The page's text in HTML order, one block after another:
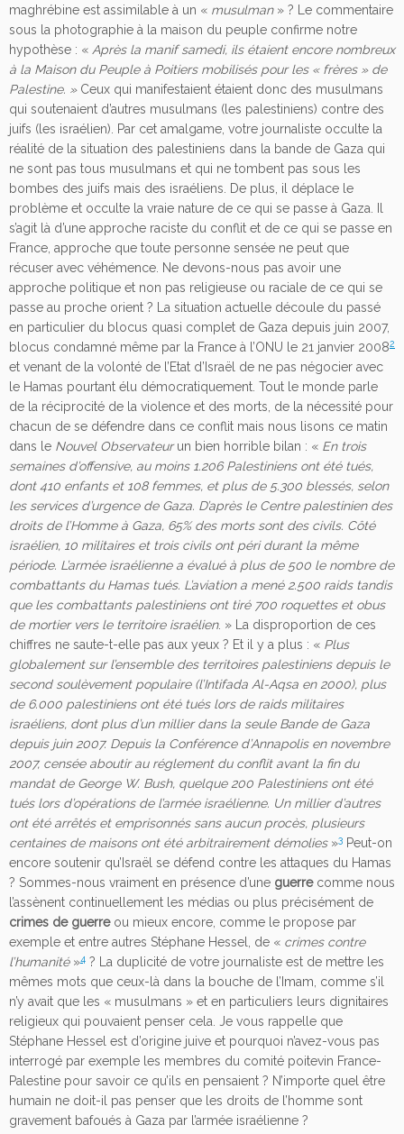
maghrébine est assimilable à un « musulman» ? Le commentaire
sous la photographie à la maison du peuple confirme notre
hypothèse : « Après la manif samedi, ils étaient encore nombreux
à la Maison du Peuple à Poitiers mobilisés pour les « frères » de
Palestine. » Ceux qui manifestaient étaient donc des musulmans
qui soutenaient d’autres musulmans (les palestiniens) contre des
juifs (les israélien). Par cet amalgame, votre journaliste occulte la
réalité de la situation des palestiniens dans la bande de Gaza qui
ne sont pas tous musulmans et qui ne tombent pas sous les
bombes des juifs mais des israéliens. De plus, il déplace le
problème et occulte la vraie nature de ce qui se passe à Gaza. Il
s’agit là d’une approche raciste du conflit et de ce qui se passe en
France, approche que toute personne sensée ne peut que
récuser avec véhémence. Ne devons-nous pas avoir une
approche politique et non pas religieuse ou raciale de ce qui se
passe au proche orient ? La situation actuelle découle du passé
en particulier du blocus quasi complet de Gaza depuis juin 2007,
blocus condamné même par la France à l’ONU le 21 janvier 20082
et venant de la volonté de l’Etat d’Israël de ne pas négocier avec
le Hamas pourtant élu démocratiquement. Tout le monde parle
de la réciprocité de la violence et des morts, de la nécessité pour
chacun de se défendre dans ce conflit mais nous lisons ce matin
dans le Nouvel Observateurun bien horrible bilan : « En trois
semaines d’offensive, au moins 1.206 Palestiniens ont été tués,
dont 410 enfants et 108 femmes, et plus de 5.300 blessés, selon
les services d’urgence de Gaza. D’après le Centre palestinien des
droits de l’Homme à Gaza, 65% des morts sont des civils. Côté
israélien, 10 militaires et trois civils ont péri durant la même
période. L’armée israélienne a évalué à plus de 500 le nombre de
combattants du Hamas tués. L’aviation a mené 2.500 raids tandis
que les combattants palestiniens ont tiré 700 roquettes et obus
de mortier vers le territoire israélien. » La disproportion de ces
chiffres ne saute-t-elle pas aux yeux ? Et il y a plus : « Plus
globalement sur l’ensemble des territoires palestiniens depuis le
second soulèvement populaire (l’Intifada Al-Aqsa en 2000), plus
de 6.000 palestiniens ont été tués lors de raids militaires
israéliens, dont plus d’un millier dans la seule Bande de Gaza
depuis juin 2007. Depuis la Conférence d’Annapolis en novembre
2007, censée aboutir au réglement du conflit avant la fin du
mandat de George W. Bush, quelque 200 Palestiniens ont été
tués lors d’opérations de l’armée israélienne. Un millier d’autres
ont été arrêtés et emprisonnés sans aucun procès, plusieurs
centaines de maisons ont été arbitrairement démolies»3 Peut-on
encore soutenir qu’Israël se défend contre les attaques du Hamas
? Sommes-nous vraiment en présence d’une guerrecomme nous
l’assènent continuellement les médias ou plus précisément de
crimes de guerreou mieux encore, comme le propose par
exemple et entre autres Stéphane Hessel, de « crimes contre
l’humanité»4 ? La duplicité de votre journaliste est de mettre les
mêmes mots que ceux-là dans la bouche de l’Imam, comme s’il
n’y avait que les « musulmans » et en particuliers leurs dignitaires
religieux qui pouvaient penser cela. Je vous rappelle que
Stéphane Hessel est d’origine juive et pourquoi n’avez-vous pas
interrogé par exemple les membres du comité poitevin France-
Palestine pour savoir ce qu’ils en pensaient ? N’importe quel être
humain ne doit-il pas penser que les droits de l’homme sont
gravement bafoués à Gaza par l’armée israélienne ?